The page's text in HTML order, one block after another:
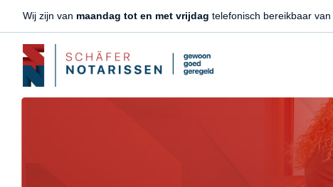
Wij zijn van maandag tot en met vrijdag telefonisch bereikbaar van